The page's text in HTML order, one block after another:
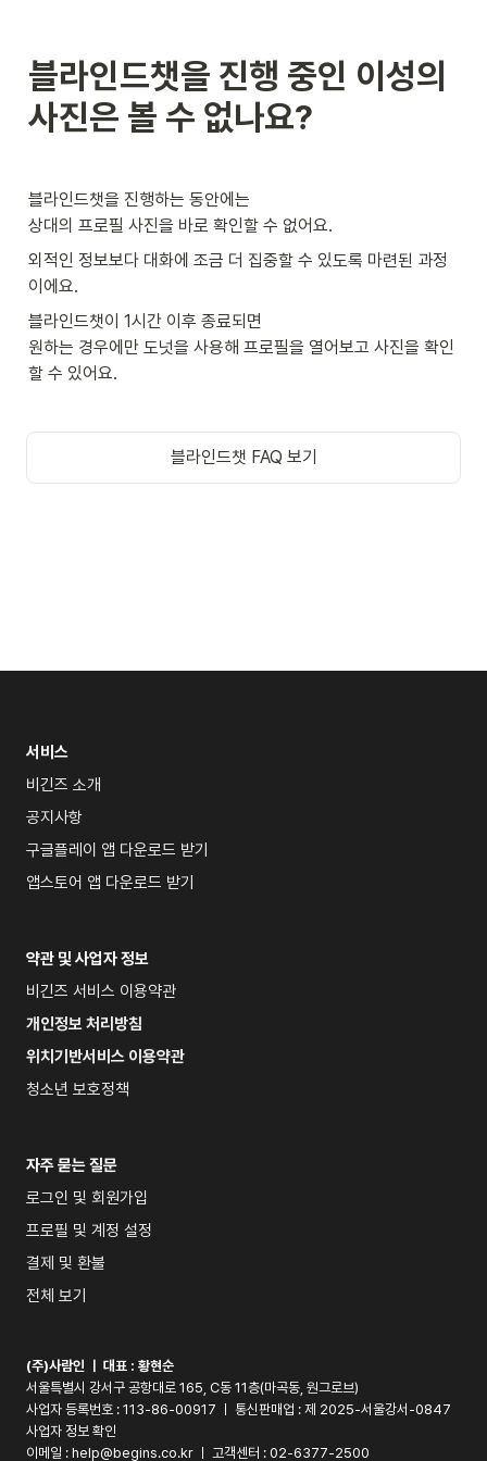
블라인드챗을 진행 중인 이성의
사진은 볼 수 없나요?
블라인드챗을 진행하는 동안에는
상대의 프로필 사진을 바로 확인할 수 없어요.
외적인 정보보다 대화에 조금 더 집중할 수 있도록 마련된 과정
이에요.
블라인드챗이 1시간 이후 종료되면
원하는 경우에만 도넛을 사용해 프로필을 열어보고 사진을 확인
할 수 있어요.
블라인드챗 FAQ 보기
서비스
비긴즈 소개
공지사항
구글플레이 앱 다운로드 받기
앱스토어 앱 다운로드 받기
약관 및 사업자 정보
비긴즈 서비스 이용약관
개인정보 처리방침
위치기반서비스 이용약관
청소년 보호정책
자주 묻는 질문
로그인 및 회원가입
프로필 및 계정 설정
결제 및 환불
전체 보기
(주)사람인 ㅣ 대표 : 황현순
서울특별시 강서구 공항대로 165, C동 11층(마곡동, 원그로브)
사업자 정보 확인
이메일 : help@begins.co.kr ㅣ 고객센터 : 02-6377-2500